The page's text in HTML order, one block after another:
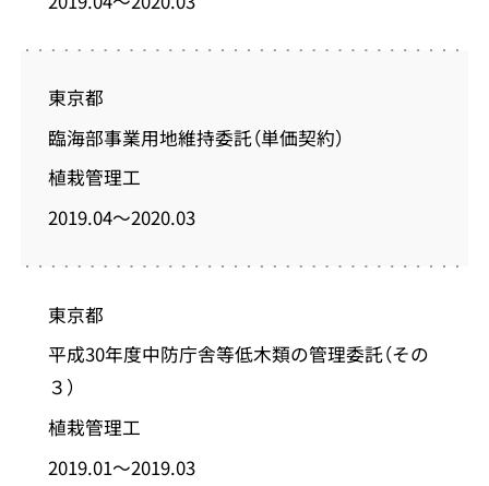
東京都
臨海部事業用地維持委託（単価契約）
植栽管理工
2019.04～2020.03
東京都
平成30年度中防庁舎等低木類の管理委託（その
３）
植栽管理工
2019.01～2019.03